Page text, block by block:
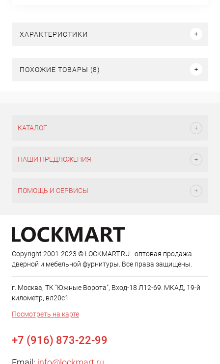
ХАРАКТЕРИСТИКИ
ПОХОЖИЕ ТОВАРЫ (8)
КАТАЛОГ
НАШИ ПРЕДЛОЖЕНИЯ
ПОМОЩЬ И СЕРВИСЫ
Copyright 2001-2023 © LOCKMART.RU - оптовая продажа
дверной и мебельной фурнитуры. Все права защищены.
г. Москва, ТК "Южные Ворота", Вход-18 Л12-69. МКАД, 19-й
километр, вл20с1
Посмотреть на карте
+7 (916) 873-22-99